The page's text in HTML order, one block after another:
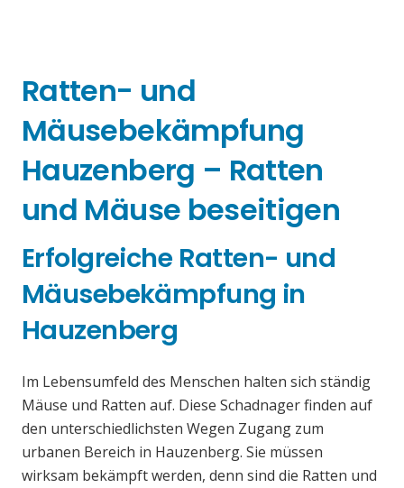
Ratten- und
Mäusebekämpfung
Hauzenberg – Ratten
und Mäuse beseitigen
Erfolgreiche Ratten- und
Mäusebekämpfung in
Hauzenberg
Im Lebensumfeld des Menschen halten sich ständig
Mäuse und Ratten auf. Diese Schadnager finden auf
den unterschiedlichsten Wegen Zugang zum
urbanen Bereich in Hauzenberg. Sie müssen
wirksam bekämpft werden, denn sind die Ratten und